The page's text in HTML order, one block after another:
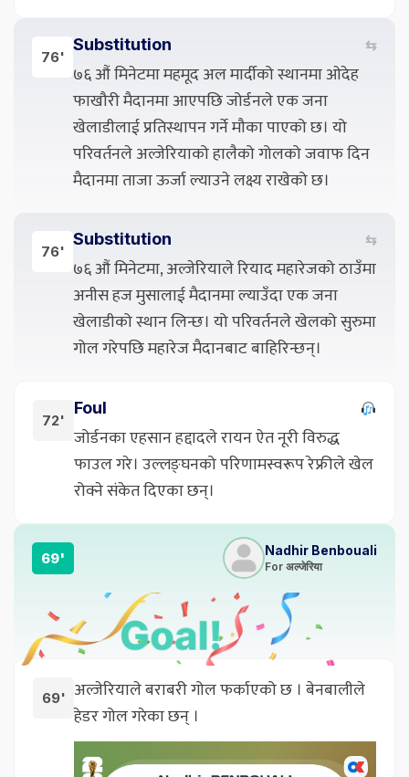
76'
Substitution ⇆
७६ औं मिनेटमा महमूद अल मार्दीको स्थानमा ओदेह
फाखौरी मैदानमा आएपछि जोर्डनले एक जना
खेलाडीलाई प्रतिस्थापन गर्ने मौका पाएको छ। यो
परिवर्तनले अल्जेरियाको हालैको गोलको जवाफ दिन
मैदानमा ताजा ऊर्जा ल्याउने लक्ष्य राखेको छ।
76'
Substitution ⇆
७६ औं मिनेटमा, अल्जेरियाले रियाद महारेजको ठाउँमा
अनीस हज मुसालाई मैदानमा ल्याउँदा एक जना
खेलाडीको स्थान लिन्छ। यो परिवर्तनले खेलको सुरुमा
गोल गरेपछि महारेज मैदानबाट बाहिरिन्छन्।
72'
Foul
जोर्डनका एहसान हद्दादले रायन ऐत नूरी विरुद्ध
फाउल गरे। उल्लङ्घनको परिणामस्वरूप रेफ्रीले खेल
रोक्ने संकेत दिएका छन्।
69' Nadhir Benbouali
For अल्जेरिया
69' अल्जेरियाले बराबरी गोल फर्काएको छ । बेनबालीले
हेडर गोल गरेका छन् ।